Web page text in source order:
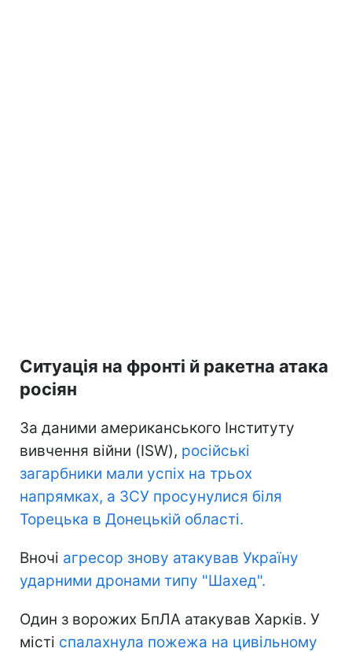
Ситуація на фронті й ракетна атака
росіян
За даними американського Інституту
вивчення війни (ISW), російські
загарбники мали успіх на трьох
напрямках, а ЗСУ просунулися біля
Торецька в Донецькій області.
Вночі агресор знову атакував Україну
ударними дронами типу "Шахед".
Один з ворожих БпЛА атакував Харків. У
місті спалахнула пожежа на цивільному